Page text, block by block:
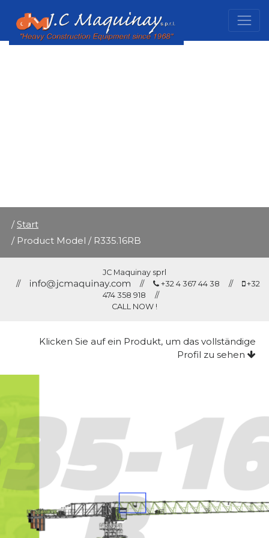
/ Product Model / R335.16RB
/Start
/ Product Model / R335.16RB
JC Maquinay sprl
//
// +32 4 367 44 38 //
+32
474 358 918 //
CALL NOW !
Klicken Sie auf ein Produkt, um das vollständige
Profil zu sehen